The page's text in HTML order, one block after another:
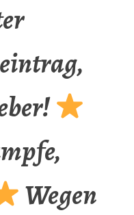
Wegen